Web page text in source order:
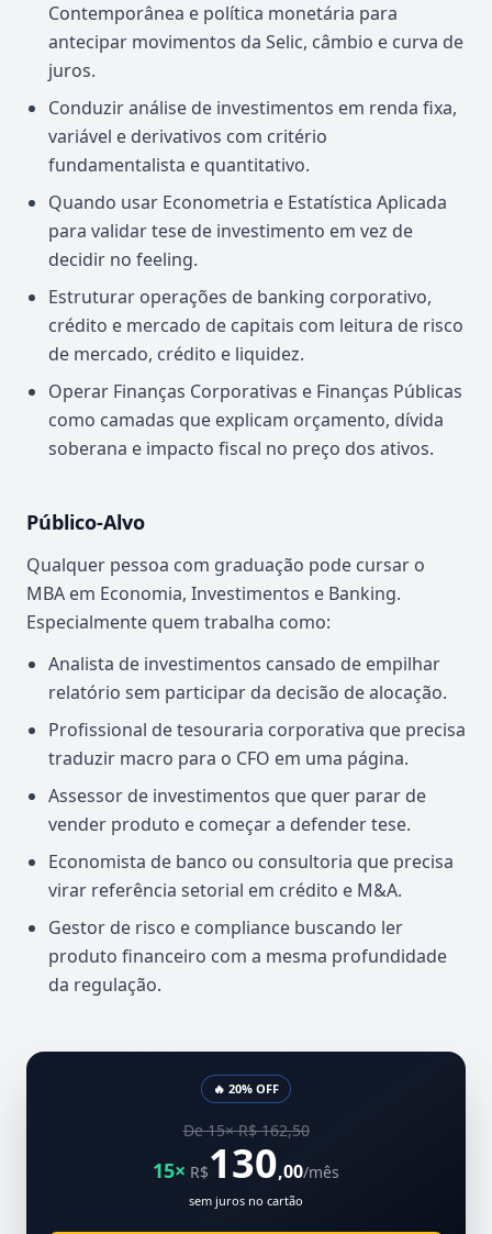
Contemporânea e política monetária para
antecipar movimentos da Selic, câmbio e curva de
juros.
Conduzir análise de investimentos em renda fixa,
variável e derivativos com critério
fundamentalista e quantitativo.
Quando usar Econometria e Estatística Aplicada
para validar tese de investimento em vez de
decidir no feeling.
Estruturar operações de banking corporativo,
crédito e mercado de capitais com leitura de risco
de mercado, crédito e liquidez.
Operar Finanças Corporativas e Finanças Públicas
como camadas que explicam orçamento, dívida
soberana e impacto fiscal no preço dos ativos.
Público-Alvo
Qualquer pessoa com graduação pode cursar o
MBA em Economia, Investimentos e Banking.
Especialmente quem trabalha como:
Analista de investimentos cansado de empilhar
relatório sem participar da decisão de alocação.
Profissional de tesouraria corporativa que precisa
traduzir macro para o CFO em uma página.
Assessor de investimentos que quer parar de
vender produto e começar a defender tese.
Economista de banco ou consultoria que precisa
virar referência setorial em crédito e M&A.
Gestor de risco e compliance buscando ler
produto financeiro com a mesma profundidade
da regulação.
🔥 20% OFF
De 15× R$ 162,50
15× R$130,00/mês
sem juros no cartão